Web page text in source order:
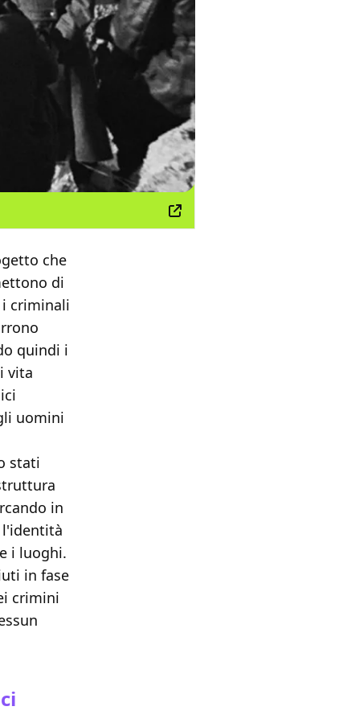
che
di
criminali
quindi i
vita
uomini
stati
in
l'identità
i luoghi.
in fase
crimini